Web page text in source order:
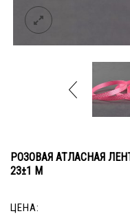
РОЗОВАЯ АТЛАСНАЯ
23±1 М
ЦЕНА: